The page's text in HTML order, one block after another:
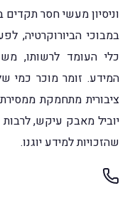
וניסיון מעשי חסר
במבוכי הביורוקרטיה,
כלי העומד לרשותו,
המידע. זומר מוכר
ציבורית מתחמקת
יוביל מאבק עיקש,
שהזכויות למידע יוגנו.